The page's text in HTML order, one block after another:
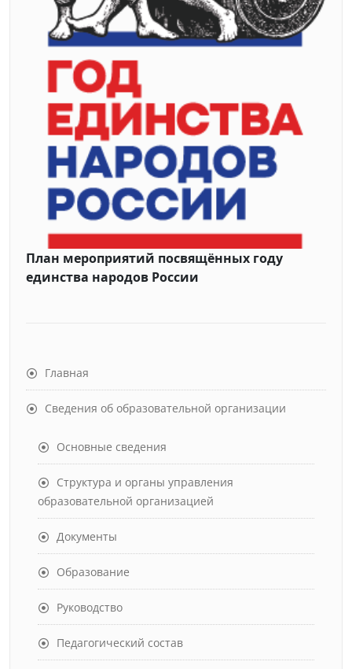
План мероприятий посвящённых году
единства народов России
Главная
Сведения об образовательной организации
Основные сведения
Структура и органы управления
образовательной организацией
Документы
Образование
Руководство
Педагогический состав